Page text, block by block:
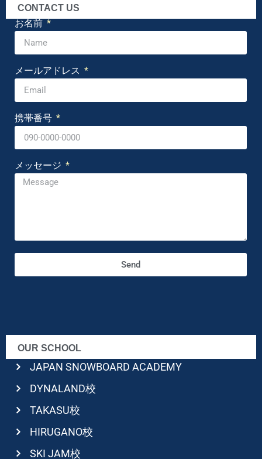
CONTACT US
お名前
メールアドレス
携帯番号
メッセージ
Send
OUR SCHOOL
JAPAN SNOWBOARD ACADEMY
DYNALAND校
TAKASU校
HIRUGANO校
SKI JAM校